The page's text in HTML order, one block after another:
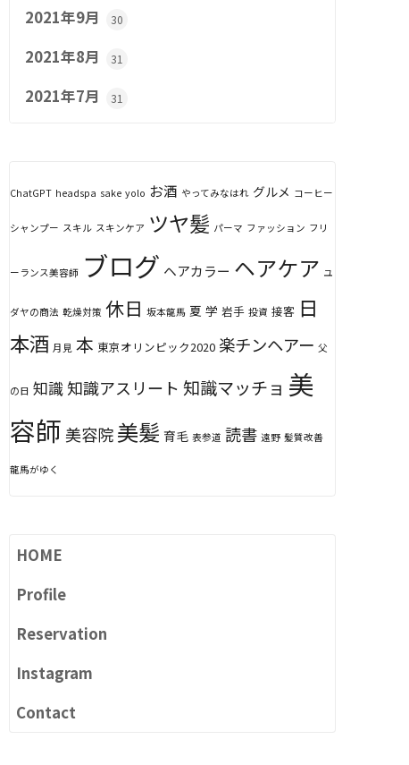
2021年9月 30
2021年8月 31
2021年7月 31
ChatGPT headspa sake yolo お酒 やってみなはれ グルメ コーヒー
シャンプー スキル スキンケア ツヤ髪 パーマ ファッション フリ
ーランス美容師 ブログ ヘアカラー ヘアケア ユ
ダヤの商法 乾燥対策 休日 坂本龍馬 夏 学 岩手 投資 接客 日
本酒 月見 本 東京オリンピック2020 楽チンヘアー 父
の日 知識 知識アスリート 知識マッチョ 美
容師美容院美髪 育毛 表参道 読書 遠野 髪質改善
龍馬がゆく
HOME
Profile
Reservation
Instagram
Contact